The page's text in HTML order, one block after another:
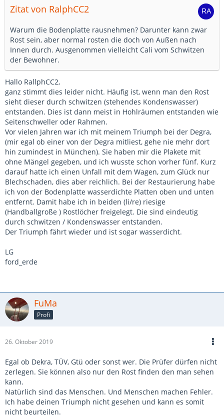
Zitat von RalphCC2
Warum die Bodenplatte rausnehmen? Darunter kann zwar
Rost sein, aber normal rosten die doch von Außen nach
Innen durch. Ausgenommen vielleicht Cali vom Schwitzen
der Bewohner.
Hallo RallphCC2,
ganz stimmt dies leider nicht. Häufig ist, wenn man den Rost
sieht dieser durch schwitzen (stehendes Kondenswasser)
entstanden. Dies ist dann meist in Hohlräumen entstanden wie
Seitenschweller oder Rahmen.
Vor vielen Jahren war ich mit meinem Triumph bei der Degra,
(mir egal ob einer von der Degra mitliest, gehe nie mehr dort
hin zumindest in München). Sie haben mir die Plakete mit
ohne Mängel gegeben, und ich wusste schon vorher fünf. Kurz
darauf hatte ich einen Unfall mit dem Wagen, zum Glück nur
Blechschaden, dies aber reichlich. Bei der Restaurierung habe
ich von der Bodenplatte wasserdichte Platten oben und unten
entfernt. Damit habe ich in beiden (li/re) riesige
(Handballgroße ) Rostlöcher freigelegt. Die sind eindeutig
durch schwitzen / Kondenswasser entstanden.
Der Triumph fährt wieder und ist sogar wasserdicht.
LG
ford_erde
FuMa
Profi
26. Oktober 2019
Egal ob Dekra, TÜV, Gtü oder sonst wer. Die Prüfer dürfen nicht
zerlegen. Sie können also nur den Rost finden den man sehen
kann.
Natürlich sind das Menschen. Und Menschen machen Fehler.
Ich habe deinen Triumph nicht gesehen und kann es somit
nicht beurteilen.